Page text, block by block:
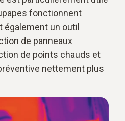
fonctionnent
un outil
de panneaux
de points chauds et
nettement plus